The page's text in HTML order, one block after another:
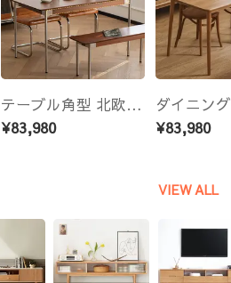
テーブル角型 北欧 角丸み ダイニング 食卓 食卓テーブル ダイニングテーブル 木製 ブラウン 無垢材
¥83,980
¥83,980
VIEW ALL